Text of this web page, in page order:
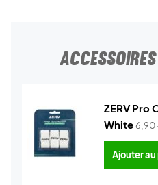
ZERV Pro
White6,90
Ajouter